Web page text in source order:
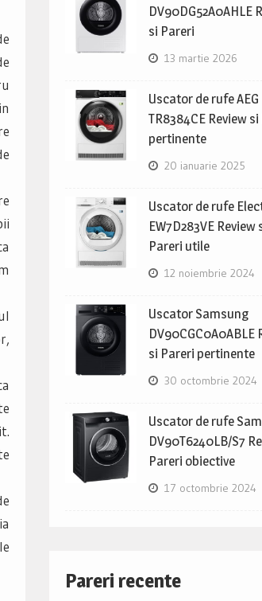
DV90DG52A0AHLE
si Pareri
13 martie 2026
Uscator de rufe AEG
TR8384CE Review
pertinente
20 ianuarie 2025
Uscator de rufe
EW7D283VE Review
Pareri utile
12 noiembrie 2024
Uscator Samsung
DV90CGC0A0ABLE
si Pareri pertinente
30 octombrie 2024
Uscator de rufe
DV90T6240LB/S7
Pareri obiective
17 octombrie 2024
Pareri recente